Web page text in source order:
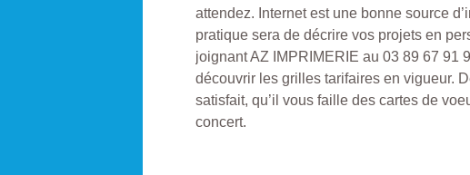
attendez. Internet est une bonne source
pratique sera de décrire vos projets en
joignant AZ IMPRIMERIE au 03 89 67 91
découvrir les grilles tarifaires en vigueur.
satisfait, qu’il vous faille des cartes de
concert.